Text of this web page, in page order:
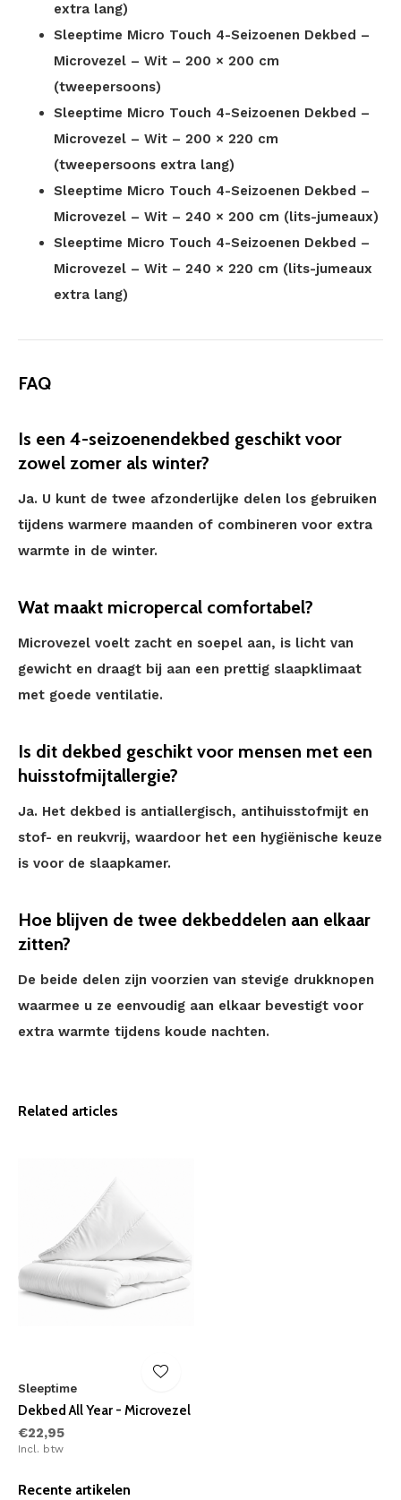
extra lang)
Sleeptime Micro Touch 4-Seizoenen Dekbed –
Microvezel – Wit – 200 × 200 cm
(tweepersoons)
Sleeptime Micro Touch 4-Seizoenen Dekbed –
Microvezel – Wit – 200 × 220 cm
(tweepersoons extra lang)
Sleeptime Micro Touch 4-Seizoenen Dekbed –
Microvezel – Wit – 240 × 200 cm (lits-jumeaux)
Sleeptime Micro Touch 4-Seizoenen Dekbed –
Microvezel – Wit – 240 × 220 cm (lits-jumeaux
extra lang)
FAQ
Is een 4-seizoenendekbed geschikt voor
zowel zomer als winter?
Ja. U kunt de twee afzonderlijke delen los gebruiken
tijdens warmere maanden of combineren voor extra
warmte in de winter.
Wat maakt micropercal comfortabel?
Microvezel voelt zacht en soepel aan, is licht van
gewicht en draagt bij aan een prettig slaapklimaat
met goede ventilatie.
Is dit dekbed geschikt voor mensen met een
huisstofmijtallergie?
Ja. Het dekbed is antiallergisch, antihuisstofmijt en
stof- en reukvrij, waardoor het een hygiënische keuze
is voor de slaapkamer.
Hoe blijven de twee dekbeddelen aan elkaar
zitten?
De beide delen zijn voorzien van stevige drukknopen
waarmee u ze eenvoudig aan elkaar bevestigt voor
extra warmte tijdens koude nachten.
Related articles
Sleeptime
Dekbed All Year - Microvezel
€22,95
Incl. btw
Recente artikelen